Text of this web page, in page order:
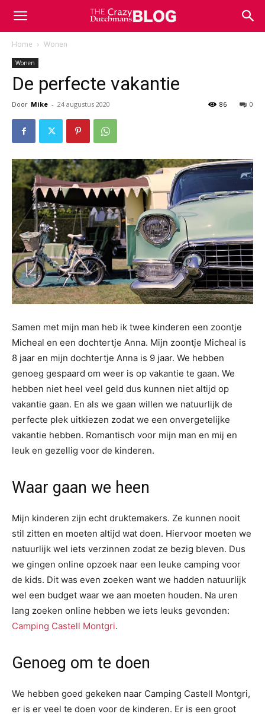
Home Wonen
Wonen
De perfecte vakantie
Door Mike - 24 augustus 2020 0
86
Samen met mijn man heb ik twee kinderen een zoontje
Micheal en een dochtertje Anna. Mijn zoontje Micheal is
8 jaar en mijn dochtertje Anna is 9 jaar. We hebben
genoeg gespaard om weer is op vakantie te gaan. We
hebben niet heel veel geld dus kunnen niet altijd op
vakantie gaan. En als we gaan willen we natuurlijk de
perfecte plek uitkiezen zodat we een onvergetelijke
vakantie hebben. Romantisch voor mijn man en mij en
leuk en gezellig voor de kinderen.
Waar gaan we heen
Mijn kinderen zijn echt druktemakers. Ze kunnen nooit
stil zitten en moeten altijd wat doen. Hiervoor moeten we
natuurlijk wel iets verzinnen zodat ze bezig bleven. Dus
we gingen online opzoek naar een leuke camping voor
de kids. Dit was even zoeken want we hadden natuurlijk
wel een budget waar we aan moeten houden. Na uren
lang zoeken online hebben we iets leuks gevonden:
Camping Castell Montgri.
Genoeg om te doen
We hebben goed gekeken naar Camping Castell Montgri,
er is er veel te doen voor de kinderen. Er is een groot